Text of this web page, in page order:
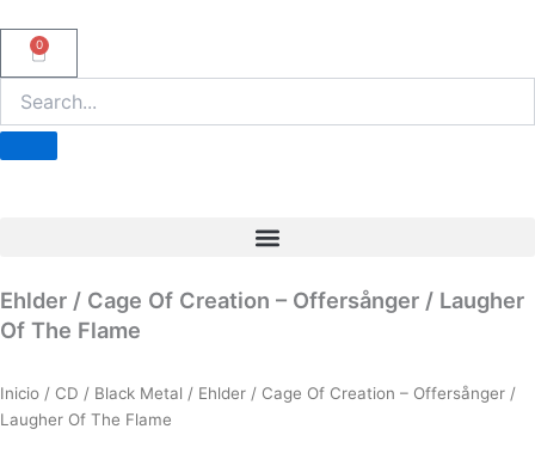
0
Carrito
Ehlder / Cage Of Creation – Offersånger / Laugher
Of The Flame
Inicio / CD / Black Metal / Ehlder / Cage Of Creation – Offersånger /
Laugher Of The Flame